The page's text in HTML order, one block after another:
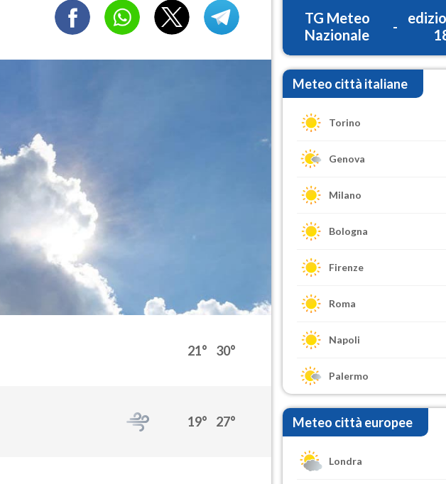
21° 30°
19° 27°
TG Meteo
Nazionale
-
Meteo città italiane
Torino
Genova
Milano
Bologna
Firenze
Roma
Napoli
Palermo
Meteo città europee
Londra